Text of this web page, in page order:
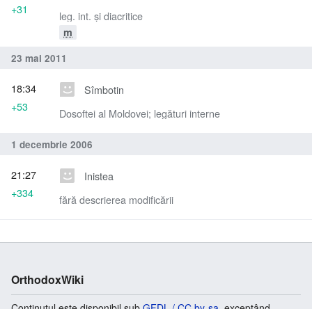
leg. int. și diacritice
m
+31
23 mai 2011
Sîmbotin
Dosoftei al Moldovei; legături interne
18:34
+53
1 decembrie 2006
Inistea
fără descrierea modificării
21:27
+334
OrthodoxWiki